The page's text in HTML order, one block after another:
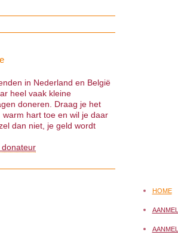
in Nederland en België
heel vaak kleine
doneren. Draag je het
hart toe en wil je daar
dan niet, je geld wordt
HOME